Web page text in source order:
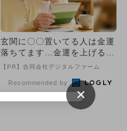
玄関に〇〇置いてる人は金運
落ちてます…金運を上げる方
法とは
【PR】合同会社デジタルファーム
Recommended by
×